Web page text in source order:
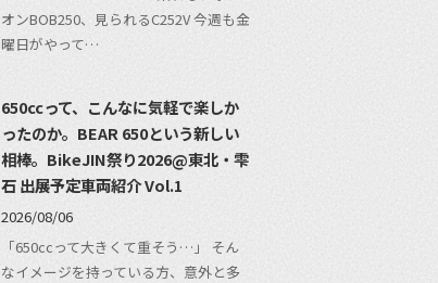
オンBOB250、見られるC252V 今週も金
曜日がやって…
650ccって、こんなに気軽で楽しか
ったのか。BEAR 650という新しい
相棒。BikeJIN祭り2026@東北・雫
石 出展予定車両紹介 Vol.1
2026/08/06
「650ccって大きくて重そう…」 そん
なイメージを持っている方、意外と多